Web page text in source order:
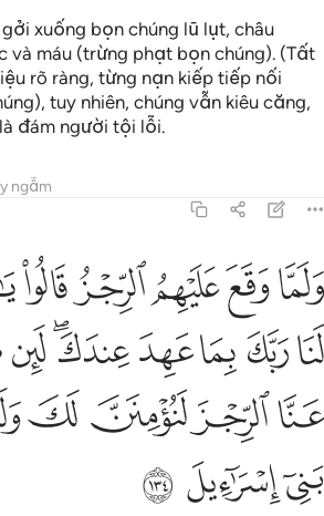
xuống bọn chúng lũ lụt, châu
và máu (trừng phạt bọn chúng). (Tất
rõ ràng, từng nạn kiếp tiếp nối
tuy nhiên, chúng vẫn kiêu căng,
đám người tội lỗi.
ngẫm
ولما وقع عليهم الرجز قالوا يا موسى ادع
وَلَمَّا وَقَعَ عَلَيْهِمُ ٱلرِّجْزُ قَالُوا۟ يَـٰمُوسَى ٱدْعُ
ﱵﱶﱷﱸﱹ
ﱼﱽﱾﱿﲀﲁﲂ
ﲄﲅﲆ ﲇ
ﲊﲋ ﲌ